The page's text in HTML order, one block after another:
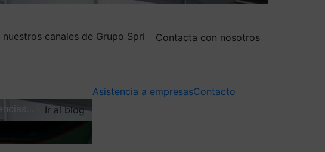
canales de Grupo Spri
Contacta con nosotros
Ir al blog
Asistencia a empresasContacto